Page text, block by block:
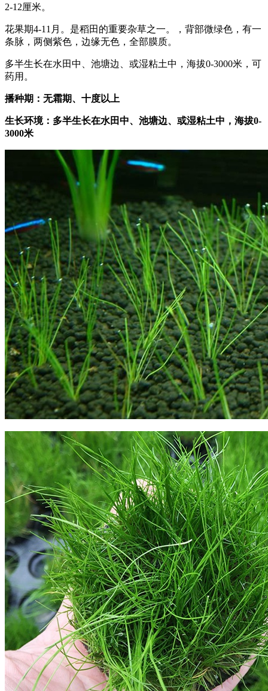
2-12厘米。
花果期4-11月。是稻田的重要杂草之一。，背部微绿色，有一
条脉，两侧紫色，边缘无色，全部膜质。
多半生长在水田中、池塘边、或湿粘土中，海拔0-3000米，可
药用。
播种期：无霜期、十度以上
生长环境：多半生长在水田中、池塘边、或湿粘土中，海拔0-
3000米